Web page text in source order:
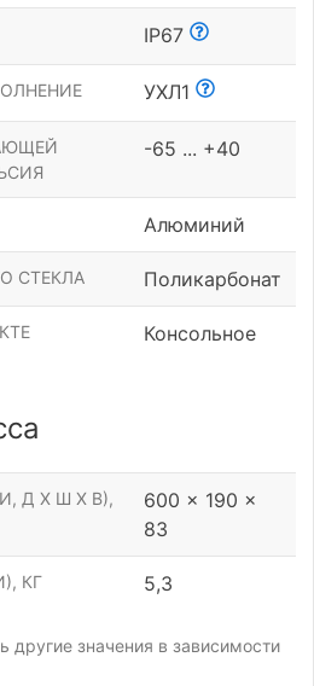
IP67
УХЛ1
-65 ... +40
Алюминий
СТЕКЛА Поликарбонат
Консольное
Д Х Ш Х В),
600 x 190 x
83
КГ 5,3
значения в зависимости